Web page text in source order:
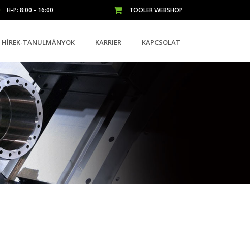
H-P: 8:00 - 16:00 TOOLER WEBSHOP
HÍREK-TANULMÁNYOK KARRIER KAPCSOLAT